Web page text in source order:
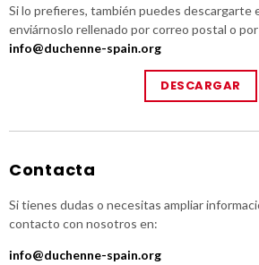
Si lo prefieres, también puedes descargarte
enviárnoslo rellenado por correo postal o
info@duchenne-spain.org
DESCARGAR
Contacta
Si tienes dudas o necesitas ampliar
contacto con nosotros en:
info@duchenne-spain.org